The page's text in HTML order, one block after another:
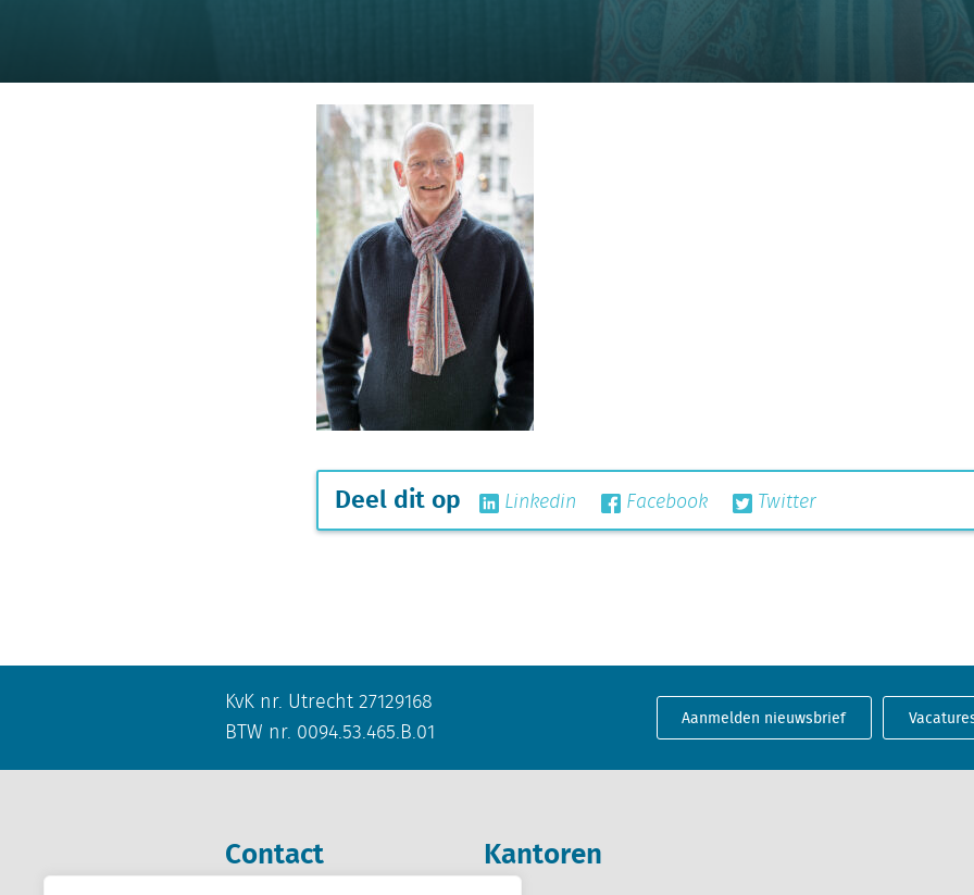
Deel dit op Linkedin Facebook Twitter
KvK nr. Utrecht 27129168
BTW nr. 0094.53.465.B.01
Aanmelden nieuwsbrief
Contact Kantoren